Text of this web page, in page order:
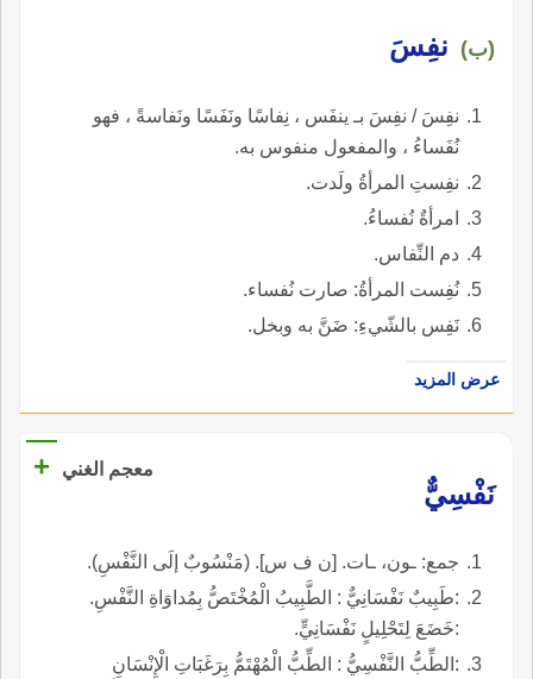
(ب) نفِسَ
نفِسَ / نفِسَ بـ ينفَس ، نِفاسًا ونَفَسًا ونَفاسةً ، فهو
نُفَساءُ ، والمفعول منفوس به.
نفِستِ المرأةُ ولَدت.
امرأةٌ نُفساءُ.
دم النِّفاس.
نُفِست المرأةُ: صارت نُفساء.
نَفِس بالشّيءِ: ضَنَّ به وبخل.
عرض المزيد
معجم الغني
+
نَفْسِيٌّ
جمع: ـون، ـات. [ن ف س]. (مَنْسُوبٌ إلَى النَّفْسِ).
:طَبِيبٌ نَفْسَانِيٌّ : الطَّبِيبُ الْمُخْتَصُّ بِمُداوَاةِ النَّفْسِ.
:خَضَعَ لِتَحْلِيلٍ نَفْسَانِيٍّ.
:الطِّبُّ النَّفْسِيُّ : الطِّبُّ الْمُهْتَمُّ بِرَغَبَاتِ الْإِنْسَانِ